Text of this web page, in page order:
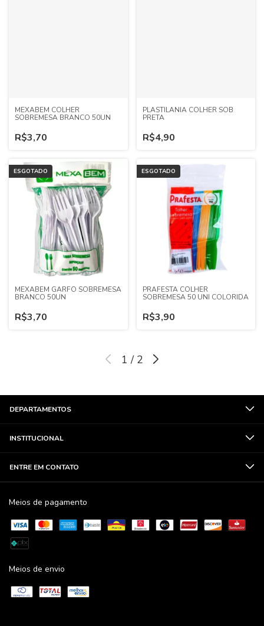
MEXABEM COLHER
SOBREMESA BRANCO 50UN
R$3,70
PLASTILANIA COLHER SOB
PRETA
R$4,90
ESGOTADO
MEXABEM GARFO SOBREMESA
BRANCO 50UN
R$3,70
ESGOTADO
PRAFESTA COLHER
SOBREMESA 50 UNI COLORIDA
R$3,90
1 / 2
DEPARTAMENTOS
INSTITUCIONAL
ENTRE EM CONTATO
Meios de pagamento
Meios de envio